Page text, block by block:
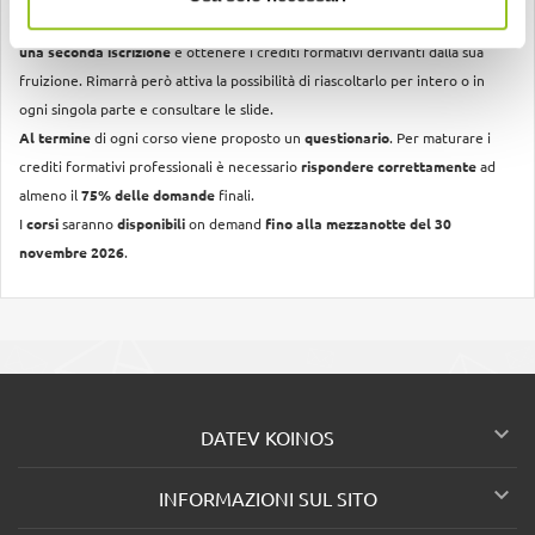
In caso di
una seconda iscrizionee ottenere i crediti formativi derivanti dalla sua
fruizione. Rimarrà però attiva la possibilità di riascoltarlo per intero o in
ogni singola parte e consultare le slide.
Al termine di ogni corso viene proposto un questionario. Per maturare i
crediti formativi professionali è necessario rispondere correttamente ad
almeno il 75% delle domande finali.
I corsi saranno disponibili on demand fino alla mezzanotte del 30
novembre 2026.
DATEV KOINOS 
INFORMAZIONI SUL SITO 